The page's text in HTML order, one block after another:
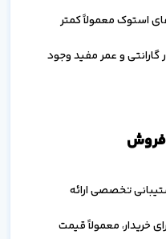
استوک معمولاً کمتر
و عمر مفید وجود
تخصصی ارائه
خریدار، معمولاً قیمت